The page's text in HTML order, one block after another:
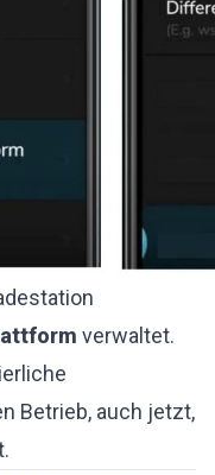
verwaltet.
Betrieb, auch jetzt,